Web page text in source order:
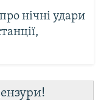
нічні удари